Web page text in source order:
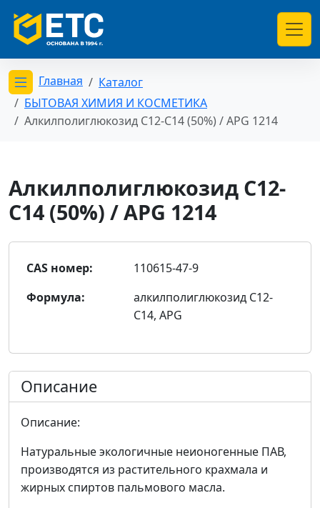
Открыть меню категорий
Главная
Каталог
БЫТОВАЯ ХИМИЯ И КОСМЕТИКА
Алкилполиглюкозид С12-С14 (50%) / APG 1214
Алкилполиглюкозид С12-
С14 (50%) / APG 1214
CAS номер:
110615-47-9
Формула:
алкилполиглюкозид С12-
С14, APG
Описание
Описание:
Натуральные экологичные неионогенные ПАВ,
производятся из растительного крахмала и
жирных спиртов пальмового маcла.